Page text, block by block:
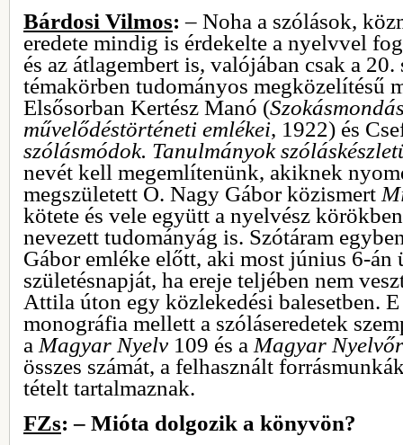
Bárdosi Vilmos: – Noha a szólások,
eredete mindig is érdekelte a nyelvvel
és az átlagembert is, valójában csak a 20.
témakörben tudományos megközelítésű
Elsősorban Kertész Manó (
művelődéstörténeti emlékei, 1922) és
szólásmódok. Tanulmányok
nevét kell megemlítenünk, akiknek
megszületett O. Nagy Gábor közismert
kötete és vele együtt a nyelvész
nevezett tudományág is. Szótáram
Gábor emléke előtt, aki most június 6-án
születésnapját, ha ereje teljében nem
Attila úton egy közlekedési balesetben.
monográfia mellett a szóláseredetek
a Magyar Nyelv 109 és a Magyar
összes számát, a felhasznált
tételt tartalmaznak.
FZs: – Mióta dolgozik a könyvön?